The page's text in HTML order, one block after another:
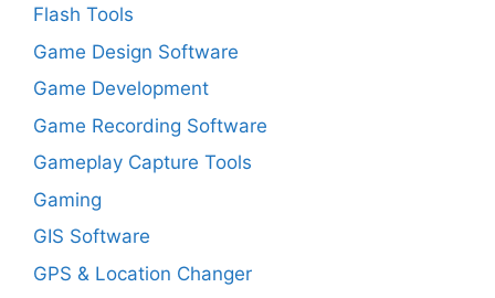
Flash Tools
Game Design Software
Game Development
Game Recording Software
Gameplay Capture Tools
Gaming
GIS Software
GPS & Location Changer